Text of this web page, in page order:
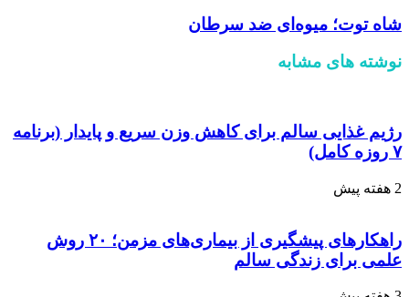
شاه توت؛ میوه‌ای ضد سرطان
نوشته های مشابه
رژیم غذایی سالم برای کاهش وزن سریع و پایدار (برنامه
۷ روزه کامل)
2 هفته پیش
راهکارهای پیشگیری از بیماری‌های مزمن؛ ۲۰ روش
علمی برای زندگی سالم